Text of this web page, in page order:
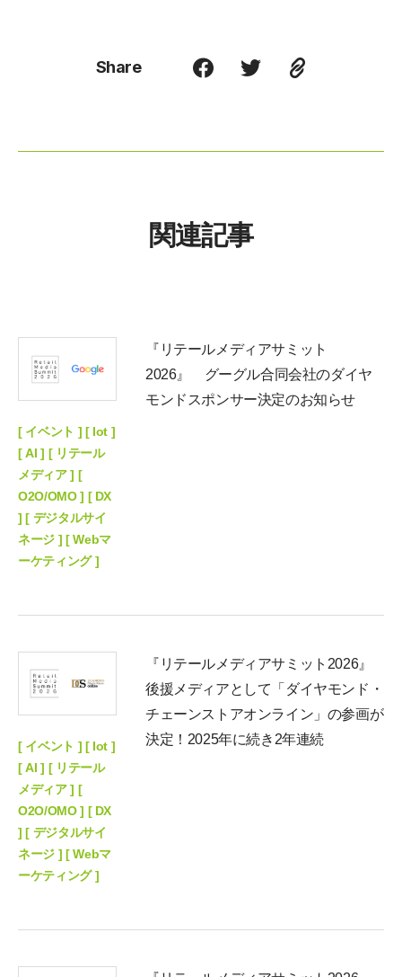
Share
関連記事
[ イベント ] [ Iot ]
[ AI ] [ リテール
メディア ] [
O2O/OMO ] [ DX
] [ デジタルサイ
ネージ ] [ Webマ
ーケティング ]
『リテールメディアサミット
2026』 グーグル合同会社のダイヤ
モンドスポンサー決定のお知らせ
[ イベント ] [ Iot ]
[ AI ] [ リテール
メディア ] [
O2O/OMO ] [ DX
] [ デジタルサイ
ネージ ] [ Webマ
ーケティング ]
『リテールメディアサミット2026』
後援メディアとして「ダイヤモンド・
チェーンストアオンライン」の参画が
決定！2025年に続き2年連続